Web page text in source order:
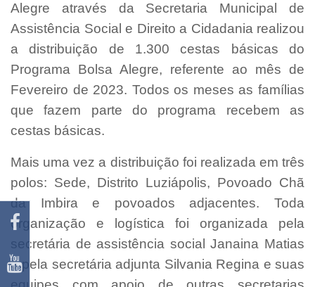
Alegre através da Secretaria Municipal de
Assistência Social e Direito a Cidadania realizou
a distribuição de 1.300 cestas básicas do
Programa Bolsa Alegre, referente ao mês de
Fevereiro de 2023. Todos os meses as famílias
que fazem parte do programa recebem as
cestas básicas.
Mais uma vez a distribuição foi realizada em três
polos: Sede, Distrito Luziápolis, Povoado Chã
da Imbira e povoados adjacentes. Toda
organização e logística foi organizada pela
secretária de assistência social Janaina Matias
e pela secretária adjunta Silvania Regina e suas